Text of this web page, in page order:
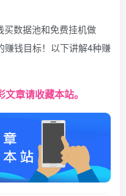
买数据池和免费挂机做
赚钱目标！以下讲解4种赚
章请收藏本站。